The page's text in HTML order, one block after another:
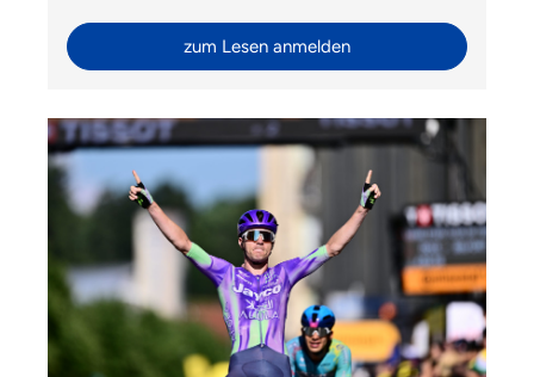
Switzerland auch Gäste von Giant International aus
Taiwan begrüssen.
zum Lesen anmelden